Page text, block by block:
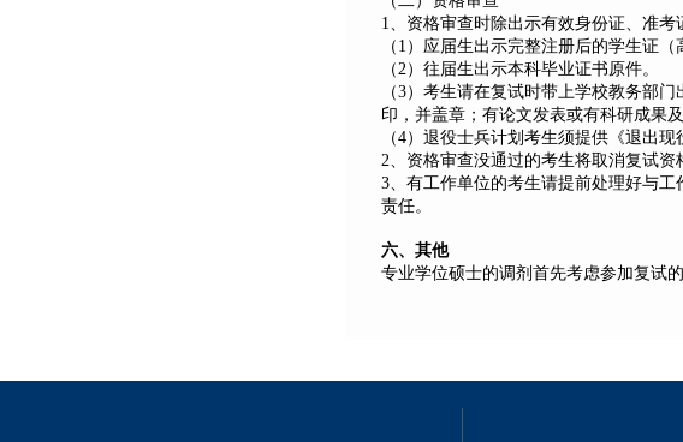
1、资格审查时除出示有效身份证、准考
（ 1 ）应届生出示完整注册后的学生证（
（2）往届生出示本科毕业证书原件。
（3）考生请在复试时带上学校教务部
印，并盖章；有论文发表或有科研成果
（4）退役士兵计划考生须提供《退出现
2、资格审查没通过的考生将取消复试资
3、有工作单位的考生请提前处理好与
责任。
六、其他
专业学位硕士的调剂首先考虑参加复试